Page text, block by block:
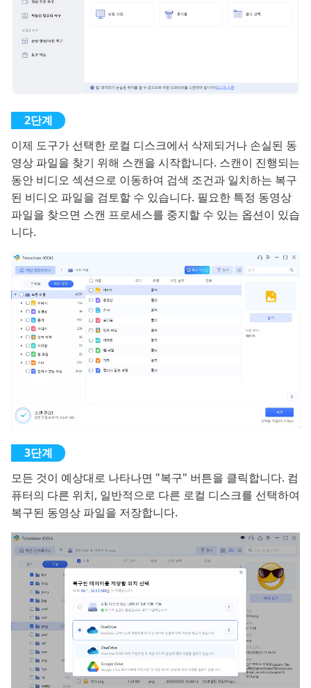
이제 도구가 선택한 로컬 디스크에서 삭제되거나 손실된 동
영상 파일을 찾기 위해 스캔을 시작합니다. 스캔이 진행되는
동안 비디오 섹션으로 이동하여 검색 조건과 일치하는 복구
된 비디오 파일을 검토할 수 있습니다. 필요한 특정 동영상
파일을 찾으면 스캔 프로세스를 중지할 수 있는 옵션이 있습
니다.
모든 것이 예상대로 나타나면 "복구" 버튼을 클릭합니다. 컴
퓨터의 다른 위치, 일반적으로 다른 로컬 디스크를 선택하여
복구된 동영상 파일을 저장합니다.